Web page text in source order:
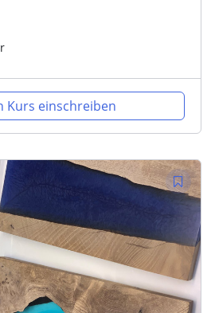
Kurs einschreiben